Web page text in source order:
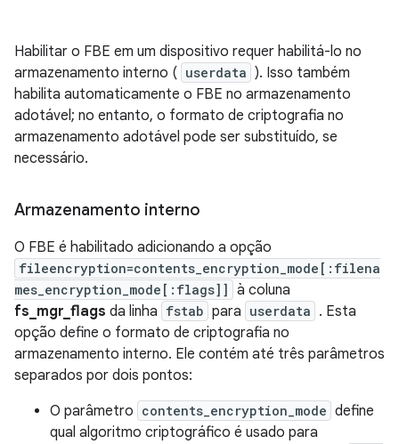
Habilitar o FBE em um dispositivo requer habilitá-lo no
armazenamento interno ( userdata ). Isso também
habilita automaticamente o FBE no armazenamento
adotável; no entanto, o formato de criptografia no
armazenamento adotável pode ser substituído, se
necessário.
Armazenamento interno
O FBE é habilitado adicionando a opção
fileencryption=contents_encryption_mode[:filena
mes_encryption_mode[:flags]] à coluna
fs_mgr_flags da linha fstab para userdata . Esta
opção define o formato de criptografia no
armazenamento interno. Ele contém até três parâmetros
separados por dois pontos:
O parâmetro contents_encryption_mode define
qual algoritmo criptográfico é usado para